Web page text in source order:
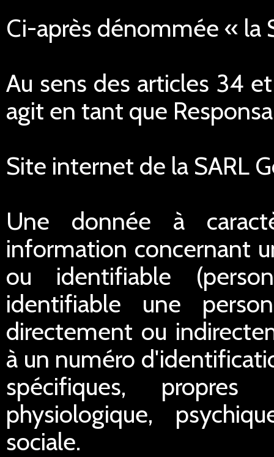
Ci-après dénommée « la
Au sens des articles 34
agit en tant que
Site internet de la SARL
Une donnée à
information concernant
ou identifiable
identifiable une
directement ou
à un numéro
spécifiques,
physiologique,
sociale.